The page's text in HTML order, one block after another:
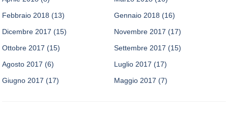
Febbraio 2018 (13) Gennaio 2018 (16)
Dicembre 2017 (15) Novembre 2017 (17)
Ottobre 2017 (15) Settembre 2017 (15)
Agosto 2017 (6) Luglio 2017 (17)
Giugno 2017 (17) Maggio 2017 (7)